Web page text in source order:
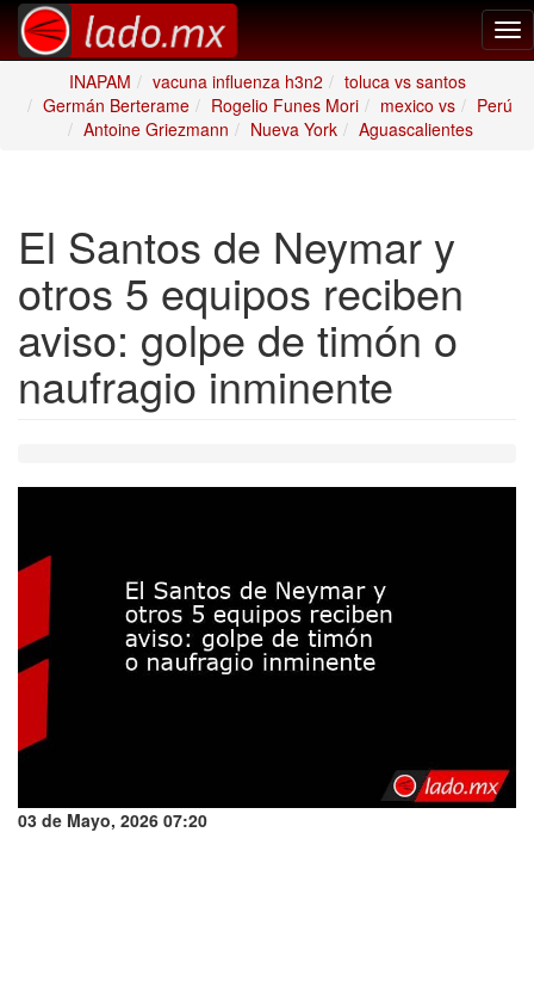
INAPAM
vacuna influenza h3n2
toluca vs santos
Germán Berterame
Rogelio Funes Mori mexico vs
Perú
Antoine Griezmann
Nueva York Aguascalientes
El Santos de Neymar y
otros 5 equipos reciben
aviso: golpe de timón o
naufragio inminente
03 de Mayo, 2026 07:20